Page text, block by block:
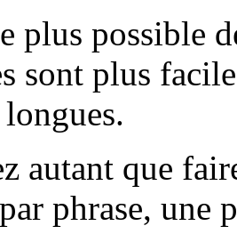
plus possible
sont plus
autant que
phrase, une